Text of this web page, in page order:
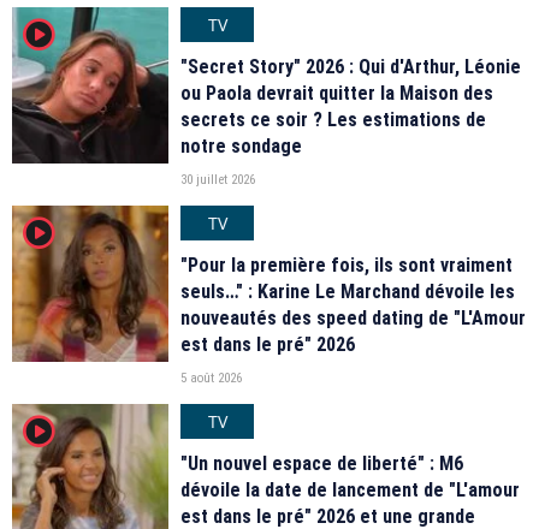
player2
TV
"Secret Story" 2026 : Qui d'Arthur, Léonie
ou Paola devrait quitter la Maison des
secrets ce soir ? Les estimations de
notre sondage
30 juillet 2026
player2
TV
"Pour la première fois, ils sont vraiment
seuls…" : Karine Le Marchand dévoile les
nouveautés des speed dating de "L'Amour
est dans le pré" 2026
5 août 2026
player2
TV
"Un nouvel espace de liberté" : M6
dévoile la date de lancement de "L'amour
est dans le pré" 2026 et une grande